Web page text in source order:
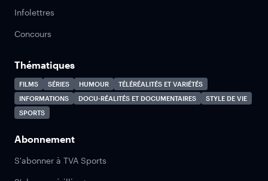
Infolettres
Concours
Thématiques
FILMS SÉRIES HUMOUR
TÉLÉRÉALITÉS ET VARIÉTÉS
INFORMATIONS
DOCU-RÉALITÉS ET DOCUMENTAIRES
STYLE DE VIE
SPORTS
Abonnement
S'abonner à TVA Sports